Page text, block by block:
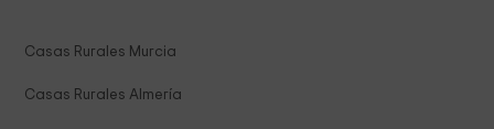
Casas Rurales Murcia
Casas Rurales Almería